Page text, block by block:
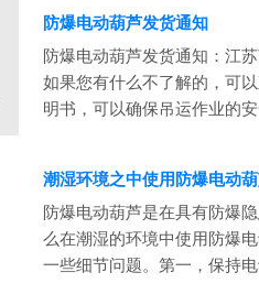
防爆电动葫芦发货通知
防爆电动葫芦发货通知：江
如果您有什么不了解的，可
明书，可以确保吊运作业的
潮湿环境之中使用防爆电动
防爆电动葫芦是在具有防爆
么在潮湿的环境中使用防爆
一些细节问题。第一，保持